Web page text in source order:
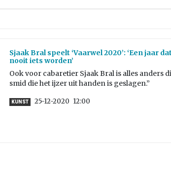
Sjaak Bral speelt ‘Vaarwel 2020’: ‘Een jaar
nooit iets worden’
Ook voor cabaretier Sjaak Bral is alles anders
smid die het ijzer uit handen is geslagen.”
KUNST 25-12-2020 12:00